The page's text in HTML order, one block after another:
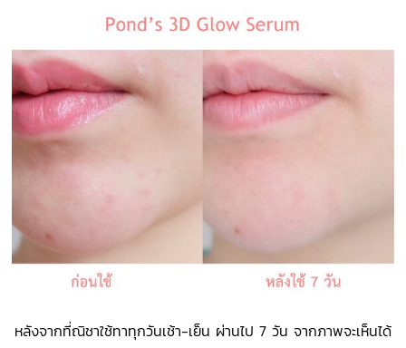
หลังจากที่ณิชาใช้ทาทุกวันเช้า-เย็น ผ่านไป 7 วัน จากภาพจะเห็นได้